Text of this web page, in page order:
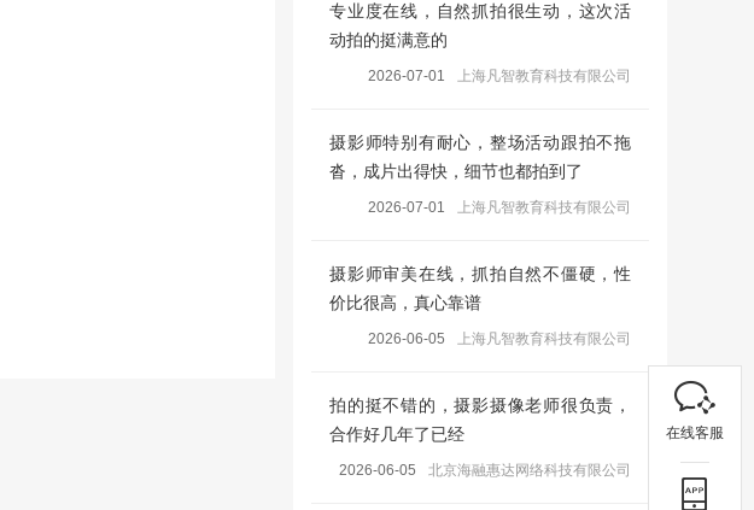
专业度在线，自然抓拍很生动，这次活
动拍的挺满意的
2026-07-01 上海凡智教育科技有限公司
摄影师特别有耐心，整场活动跟拍不拖
沓，成片出得快，细节也都拍到了
2026-07-01 上海凡智教育科技有限公司
摄影师审美在线，抓拍自然不僵硬，性
价比很高，真心靠谱
2026-06-05 上海凡智教育科技有限公司
拍的挺不错的，摄影摄像老师很负责，
合作好几年了已经
2026-06-05 北京海融惠达网络科技有限公司
在线客服